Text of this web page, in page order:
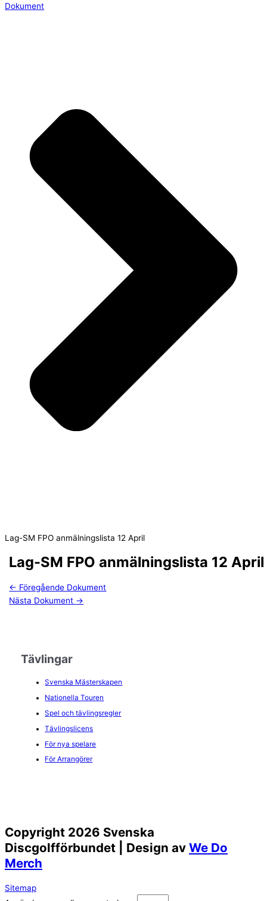
Dokument
Lag-SM FPO anmälningslista 12 April
Tävlingar
Svenska Mästerskapen
Nationella Touren
Spel och tävlingsregler
Tävlingslicens
För nya spelare
För Arrangörer
Lag-SM FPO anmälningslista 12 April
← Föregående Dokument
Nästa Dokument →
Copyright 2026 Svenska
Discgolfförbundet | Design av We Do
Merch
Sitemap